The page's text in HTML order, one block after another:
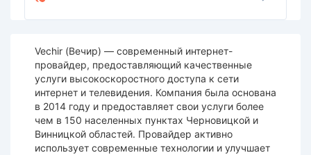
Vechir (Вечир) — современный интернет-
провайдер, предоставляющий качественные
услуги высокоскоростного доступа к сети
интернет и телевидения. Компания была основана
в 2014 году и предоставляет свои услуги более
чем в 150 населенных пунктах Черновицкой и
Винницкой областей. Провайдер активно
использует современные технологии и улучшает